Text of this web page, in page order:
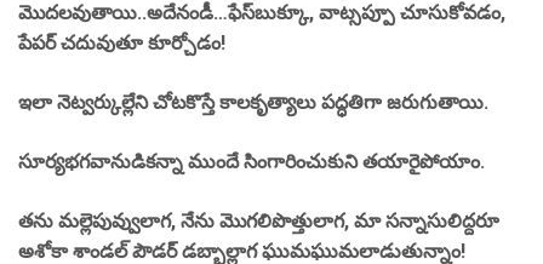
మొదలవుతాయి..అదేనండీ…ఫేస్‌బుక్కూ, వాట్సప్పూ చూసుకోవడం,
పేపర్ చదువుతూ కూర్చోడం!
ఇలా నెట్వర్కుల్లేని చోటకొస్తే కాలకృత్యాలు పద్ధతిగా జరుగుతాయి.
సూర్యభగవానుడికన్నా ముందే సింగారించుకుని తయారైపోయాం.
తను మల్లెపువ్వులాగ, నేను మొగలిపొత్తులాగ, మా సన్నాసులిద్దరూ
అశోకా శాండల్ పౌడర్ డబ్బాల్లాగ ఘుమఘుమలాడుతున్నాం!